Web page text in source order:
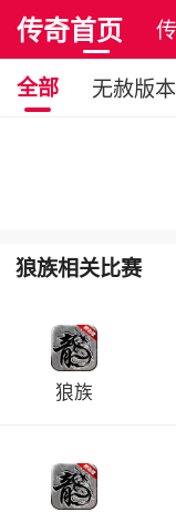
传奇首页
全部
无赦版
狼族相关比赛
狼族